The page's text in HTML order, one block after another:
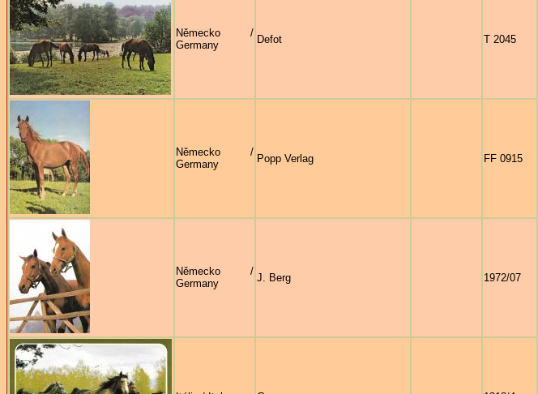
Německo /
Germany
Defot T 2045
Německo /
Germany
Popp Verlag FF 0915
Německo /
Germany
J. Berg 1972/07